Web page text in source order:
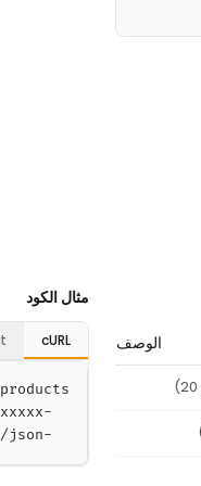
الوصف
مثال الكود
cURL
  -H "Content-Type: application/json"